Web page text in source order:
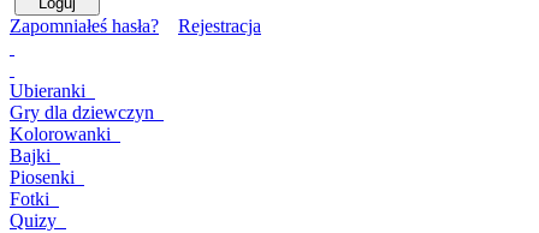
Zapomniałeś hasła? Rejestracja
Ubieranki
Gry dla dziewczyn
Kolorowanki
Bajki
Piosenki
Fotki
Quizy